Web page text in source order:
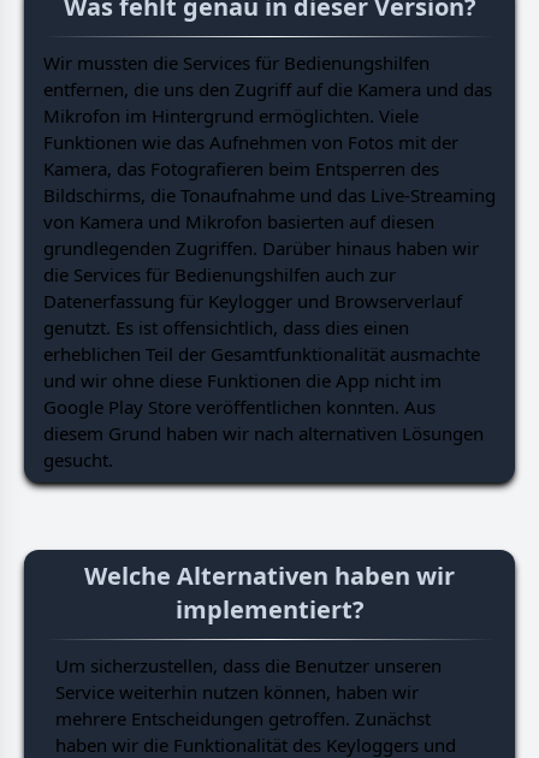
Was fehlt genau in dieser Version?
Wir mussten die Services für Bedienungshilfen
entfernen, die uns den Zugriff auf die Kamera und das
Mikrofon im Hintergrund ermöglichten. Viele
Funktionen wie das Aufnehmen von Fotos mit der
Kamera, das Fotografieren beim Entsperren des
Bildschirms, die Tonaufnahme und das Live-Streaming
von Kamera und Mikrofon basierten auf diesen
grundlegenden Zugriffen. Darüber hinaus haben wir
die Services für Bedienungshilfen auch zur
Datenerfassung für Keylogger und Browserverlauf
genutzt. Es ist offensichtlich, dass dies einen
erheblichen Teil der Gesamtfunktionalität ausmachte
und wir ohne diese Funktionen die App nicht im
Google Play Store veröffentlichen konnten. Aus
diesem Grund haben wir nach alternativen Lösungen
gesucht.
Welche Alternativen haben wir
implementiert?
Um sicherzustellen, dass die Benutzer unseren
Service weiterhin nutzen können, haben wir
mehrere Entscheidungen getroffen. Zunächst
haben wir die Funktionalität des Keyloggers und